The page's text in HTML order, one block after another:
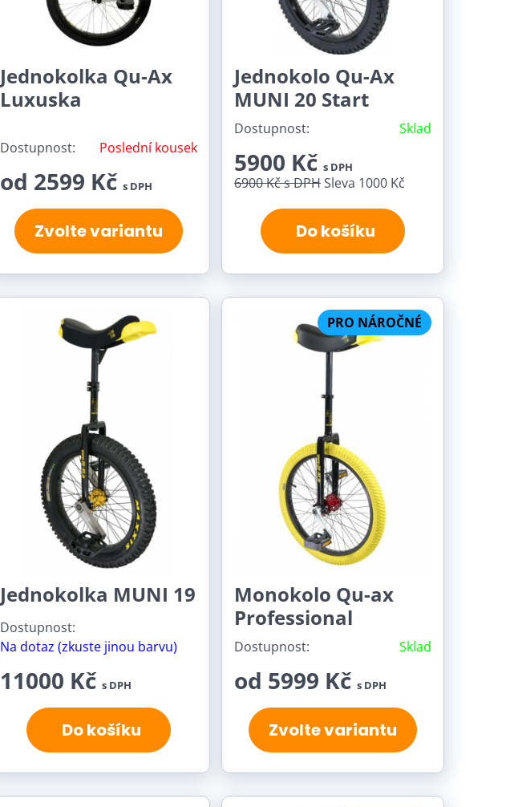
Jednokolka Qu-Ax
Luxuska
Dostupnost: Poslední kousek
od 2599 Kč s DPH
Zvolte variantu
Jednokolo Qu-Ax
MUNI 20 Start
Dostupnost: Sklad
5900 Kč s DPH
6900 Kčs DPHSleva 1000 Kč
Do košíku
Jednokolka MUNI 19
Dostupnost:
Na dotaz (zkuste jinou barvu)
11000 Kč s DPH
Do košíku
PRO NÁROČNÉ
Monokolo Qu-ax
Professional
Dostupnost: Sklad
od 5999 Kč s DPH
Zvolte variantu